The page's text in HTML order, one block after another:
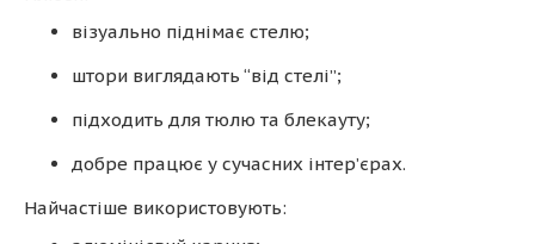
візуально піднімає стелю;
штори виглядають “від стелі”;
підходить для тюлю та блекауту;
добре працює у сучасних інтер’єрах.
Найчастіше використовують: